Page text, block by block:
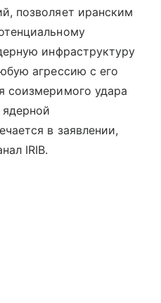
позволяет иранским
инфраструктуру
агрессию с его
соизмеримого удара
в заявлении,
IRIB.